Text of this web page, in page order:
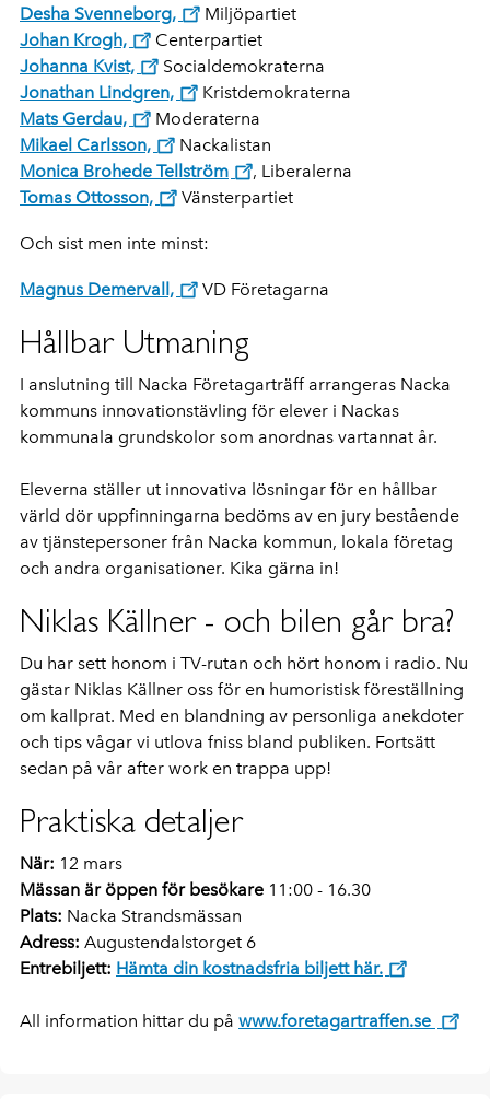
Desha Svenneborg,
Miljöpartiet
Johan Krogh,
Centerpartiet
Johanna Kvist,
Socialdemokraterna
Jonathan Lindgren,
Kristdemokraterna
Mats Gerdau,
Moderaterna
Mikael Carlsson,
Nackalistan
Monica Brohede Tellström
, Liberalerna
Tomas Ottosson,
Vänsterpartiet
Och sist men inte minst:
Magnus Demervall, VD Företagarna
Hållbar Utmaning
I anslutning till Nacka Företagarträff arrangeras Nacka
kommuns innovationstävling för elever i Nackas
kommunala grundskolor som anordnas vartannat år.
Eleverna ställer ut innovativa lösningar för en hållbar
värld dör uppfinningarna bedöms av en jury bestående
av tjänstepersoner från Nacka kommun, lokala företag
och andra organisationer. Kika gärna in!
Niklas Källner - och bilen går bra?
Du har sett honom i TV-rutan och hört honom i radio. Nu
gästar Niklas Källner oss för en humoristisk föreställning
om kallprat. Med en blandning av personliga anekdoter
och tips vågar vi utlova fniss bland publiken. Fortsätt
sedan på vår after work en trappa upp!
Praktiska detaljer
När: 12 mars
Mässan är öppen för besökare 11:00 - 16.30
Plats: Nacka Strandsmässan
Adress: Augustendalstorget 6
Entrebiljett: Hämta din kostnadsfria biljett här.
All information hittar du på www.foretagartraffen.se